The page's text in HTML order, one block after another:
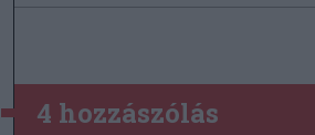
4 hozzászólás